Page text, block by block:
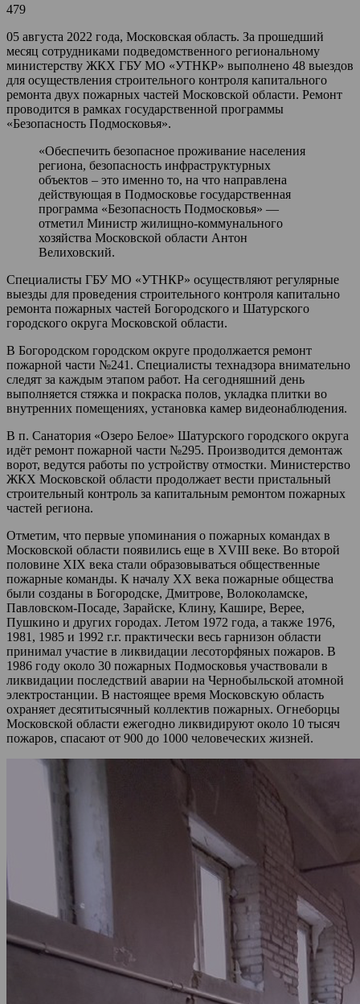
479
05 августа 2022 года, Московская область. За прошедший
месяц сотрудниками подведомственного региональному
министерству ЖКХ ГБУ МО «УТНКР» выполнено 48 выездов
для осуществления строительного контроля капитального
ремонта двух пожарных частей Московской области. Ремонт
проводится в рамках государственной программы
«Безопасность Подмосковья».
«Обеспечить безопасное проживание населения
региона, безопасность инфраструктурных
объектов – это именно то, на что направлена
действующая в Подмосковье государственная
программа «Безопасность Подмосковья» —
отметил Министр жилищно-коммунального
хозяйства Московской области Антон
Велиховский.
Специалисты ГБУ МО «УТНКР» осуществляют регулярные
выезды для проведения строительного контроля капитально
ремонта пожарных частей Богородского и Шатурского
городского округа Московской области.
В Богородском городском округе продолжается ремонт
пожарной части №241. Специалисты технадзора внимательно
следят за каждым этапом работ. На сегодняшний день
выполняется стяжка и покраска полов, укладка плитки во
внутренних помещениях, установка камер видеонаблюдения.
В п. Санатория «Озеро Белое» Шатурского городского округа
идёт ремонт пожарной части №295. Производится демонтаж
ворот, ведутся работы по устройству отмостки. Министерство
ЖКХ Московской области продолжает вести пристальный
строительный контроль за капитальным ремонтом пожарных
частей региона.
Отметим, что первые упоминания о пожарных командах в
Московской области появились еще в XVIII веке. Во второй
половине XIX века стали образовываться общественные
пожарные команды. К началу ХХ века пожарные общества
были созданы в Богородске, Дмитрове, Волоколамске,
Павловском-Посаде, Зарайске, Клину, Кашире, Верее,
Пушкино и других городах. Летом 1972 года, а также 1976,
1981, 1985 и 1992 г.г. практически весь гарнизон области
принимал участие в ликвидации лесоторфяных пожаров. В
1986 году около 30 пожарных Подмосковья участвовали в
ликвидации последствий аварии на Чернобыльской атомной
электростанции. В настоящее время Московскую область
охраняет десятитысячный коллектив пожарных. Огнеборцы
Московской области ежегодно ликвидируют около 10 тысяч
пожаров, спасают от 900 до 1000 человеческих жизней.